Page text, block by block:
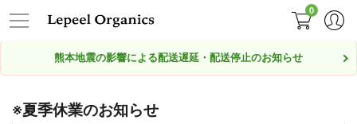
0
熊本地震の影響による配送遅延・配送停止のお知らせ
※夏季休業のお知らせ